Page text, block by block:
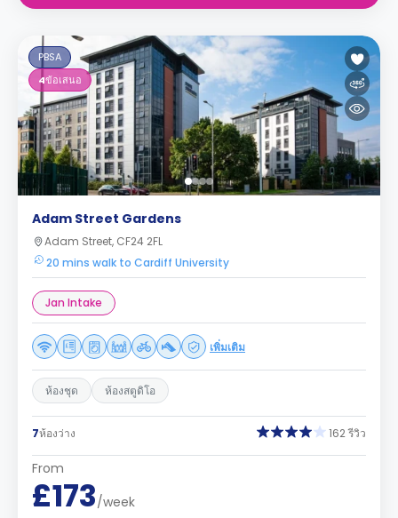
PBSA
4ข้อเสนอ
Adam Street Gardens
Adam Street, CF24 2FL
20 mins walk to Cardiff University
Jan Intake
เพิ่มเติม
ห้องชุด ห้องสตูดิโอ
7ห้องว่าง 162 รีวิว
From
£173/week